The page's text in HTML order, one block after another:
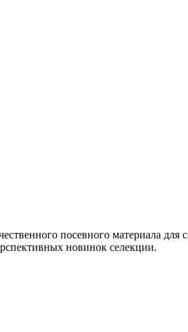
посевного материала
новинок селекции.